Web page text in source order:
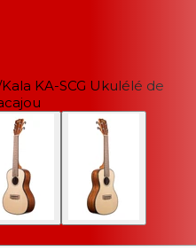
Kala KA-SCG Ukulélé de